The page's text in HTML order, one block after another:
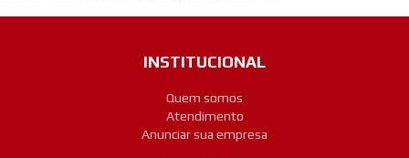
INSTITUCIONAL
Quem somos
Atendimento
Anunciar sua empresa